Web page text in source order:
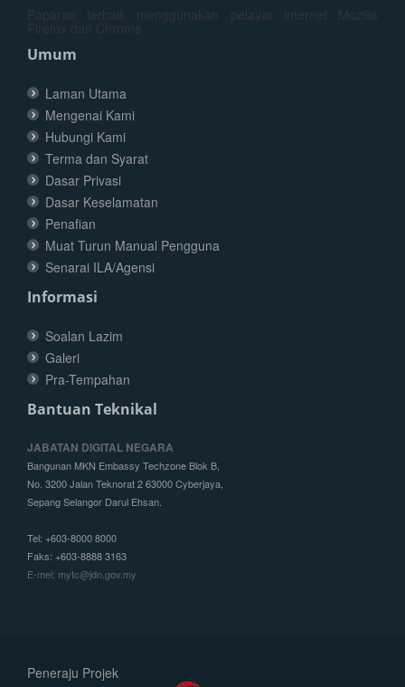
Paparan terbaik menggunakan pelayar internet Mozilla
Firefox dan Chrome
Umum
Laman Utama
Mengenai Kami
Hubungi Kami
Terma dan Syarat
Dasar Privasi
Dasar Keselamatan
Penafian
Muat Turun Manual Pengguna
Senarai ILA/Agensi
Informasi
Soalan Lazim
Galeri
Pra-Tempahan
Bantuan Teknikal
JABATAN DIGITAL NEGARA
Bangunan MKN Embassy Techzone Blok B,
No. 3200 Jalan Teknorat 2 63000 Cyberjaya,
Sepang Selangor Darul Ehsan.
Tel: +603-8000 8000
Faks: +603-8888 3163
E-mel: mytc@jdn.gov.my
Peneraju Projek